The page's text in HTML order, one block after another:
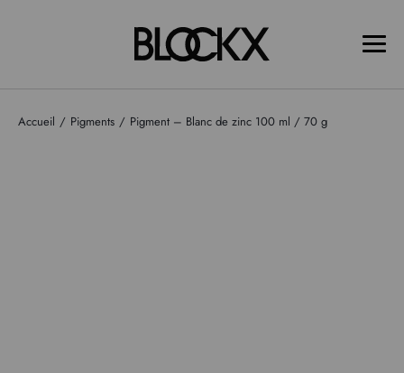
Accueil Pigments Pigment – Blanc de zinc 100 ml / 70 g